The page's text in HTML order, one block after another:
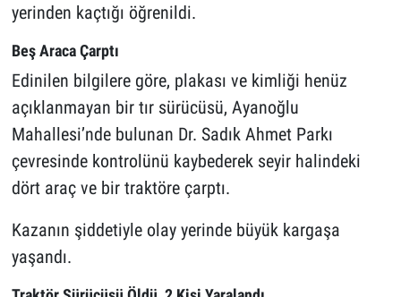
yerinden kaçtığı öğrenildi.
Beş Araca Çarptı
Edinilen bilgilere göre, plakası ve kimliği henüz
açıklanmayan bir tır sürücüsü, Ayanoğlu
Mahallesi’nde bulunan Dr. Sadık Ahmet Parkı
çevresinde kontrolünü kaybederek seyir halindeki
dört araç ve bir traktöre çarptı.
Kazanın şiddetiyle olay yerinde büyük kargaşa
yaşandı.